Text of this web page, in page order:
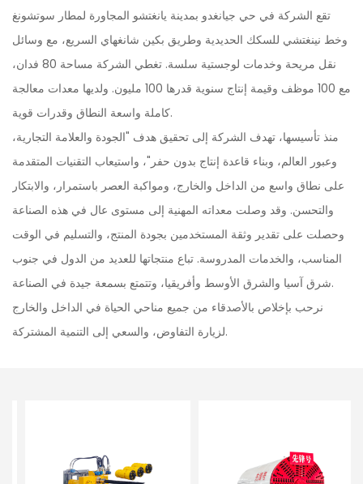
تقع الشركة في حي جيانغدو بمدينة يانغتشو المجاورة لمطار سوتشونغ
وخط نينغتشي للسكك الحديدية وطريق بكين شانغهاي السريع، مع وسائل
نقل مريحة وخدمات لوجستية سلسة. تغطي الشركة مساحة 80 فدان،
مع 100 موظف وقيمة إنتاج سنوية قدرها 100 مليون. ولديها معدات معالجة
كاملة واسعة النطاق وقدرات قوية.
منذ تأسيسها، تهدف الشركة إلى تحقيق هدف "الجودة والعلامة التجارية،
وعبور العالم، وبناء قاعدة إنتاج بدون حفر"، واستيعاب التقنيات المتقدمة
على نطاق واسع من الداخل والخارج، ومواكبة العصر باستمرار، والابتكار
والتحسن. وقد وصلت معداته المهنية إلى مستوى عال في هذه الصناعة
وحصلت على تقدير وثقة المستخدمين بجودة المنتج، والتسليم في الوقت
المناسب، والخدمات المدروسة. تباع منتجاتها للعديد من الدول في جنوب
شرق آسيا والشرق الأوسط وأفريقيا، وتتمتع بسمعة جيدة في الصناعة.
نرحب بإخلاص بالأصدقاء من جميع مناحي الحياة في الداخل والخارج
لزيارة التفاوض، والسعي إلى التنمية المشتركة.